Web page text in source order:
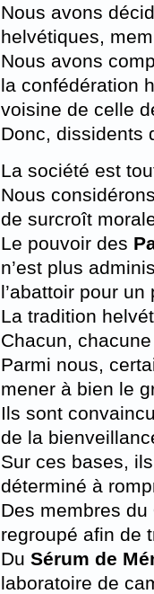
Nous avons
helvétiques,
Nous avons
la confédération
voisine de celle
Donc, dissidents
La société est
Nous
de surcroît
Le pouvoir des
n’est plus
l’abattoir pour
La tradition
Chacun,
Parmi nous,
mener à bien le
Ils sont
de la
Sur ces bases,
déterminé à
Des membres du
regroupé afin de
Du Sérum de
laboratoire de